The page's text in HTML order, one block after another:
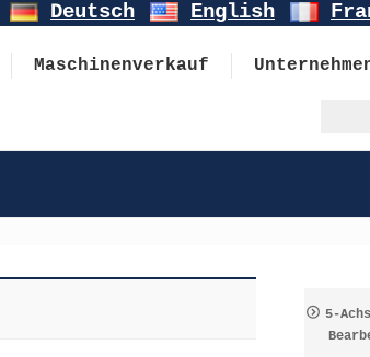
Deutsch English
Maschinenverkauf
5-